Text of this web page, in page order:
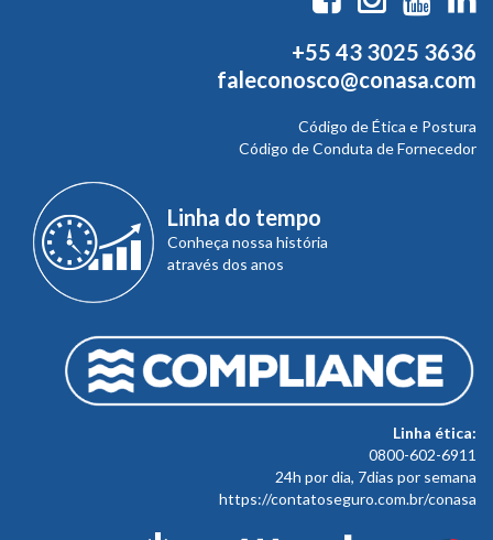
+55 43 3025 3636
faleconosco@conasa.com
Código de Ética e Postura
Código de Conduta de Fornecedor
Linha do tempo
Conheça nossa história
através dos anos
Linha ética:
0800-602-6911
24h por dia, 7dias por semana
https://contatoseguro.com.br/conasa